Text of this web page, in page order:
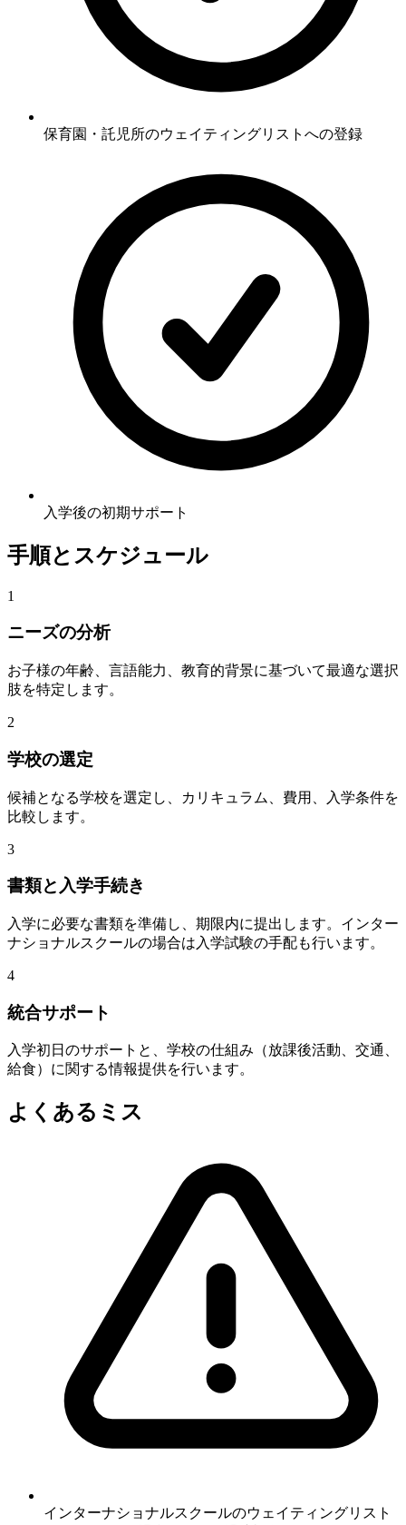
保育園・託児所のウェイティングリストへの登録
入学後の初期サポート
手順とスケジュール
1
ニーズの分析
お子様の年齢、言語能力、教育的背景に基づいて最適な選択
肢を特定します。
2
学校の選定
候補となる学校を選定し、カリキュラム、費用、入学条件を
比較します。
3
書類と入学手続き
入学に必要な書類を準備し、期限内に提出します。インター
ナショナルスクールの場合は入学試験の手配も行います。
4
統合サポート
入学初日のサポートと、学校の仕組み（放課後活動、交通、
給食）に関する情報提供を行います。
よくあるミス
インターナショナルスクールのウェイティングリスト